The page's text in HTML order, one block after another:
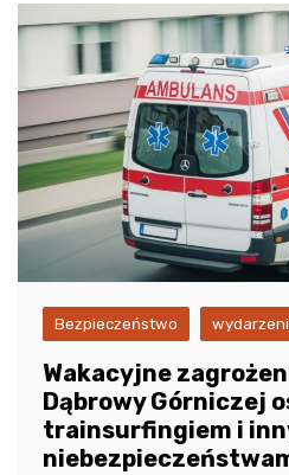
Bezpieczeństwo
Wakacyjne
Dąbrowy Górniczej
trainsurfingiem i